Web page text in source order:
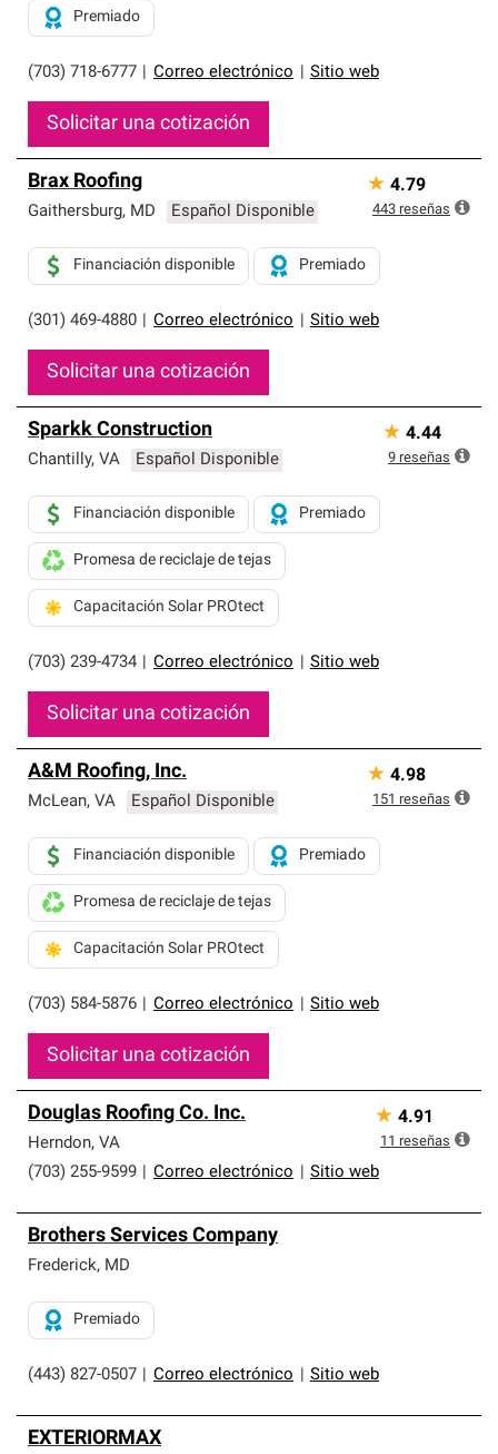
(703) 718-6777 Correo electrónico Sitio web
Premiado
Solicitar una cotización
Brax Roofing
Gaithersburg, MD Español Disponible
(301) 469-4880 Correo electrónico Sitio web
Financiación disponible Premiado
Solicitar una cotización
★ 4.79
443 reseñas
Sparkk Construction
Chantilly, VA Español Disponible
(703) 239-4734 Correo electrónico Sitio web
Financiación disponible Premiado
Promesa de reciclaje de tejas
Capacitación Solar PROtect
Solicitar una cotización
★ 4.44
9 reseñas
A&M Roofing, Inc.
McLean, VA Español Disponible
(703) 584-5876 Correo electrónico Sitio web
Financiación disponible Premiado
Promesa de reciclaje de tejas
Capacitación Solar PROtect
Solicitar una cotización
★ 4.98
151 reseñas
Douglas Roofing Co. Inc.
Herndon, VA
(703) 255-9599
Correo electrónico Sitio web
★ 4.91
11 reseñas
Brothers Services Company
Frederick, MD
(443) 827-0507 Correo electrónico Sitio web
Premiado
EXTERIORMAX